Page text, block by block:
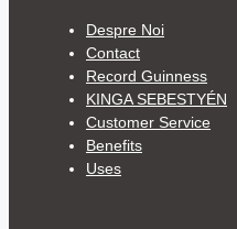
Despre Noi
Contact
Record Guinness
KINGA SEBESTYÉN
Customer Service
Benefits
Uses